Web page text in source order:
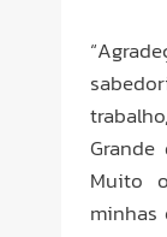
Muito
minhas